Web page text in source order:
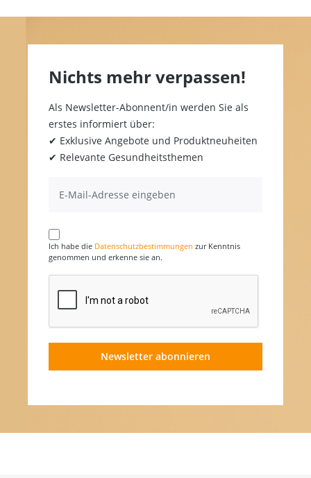
Nichts mehr verpassen!
Als Newsletter-Abonnent/in werden Sie als
erstes informiert über:
✔ Exklusive Angebote und Produktneuheiten
✔ Relevante Gesundheitsthemen
Ich habe die Datenschutzbestimmungen zur Kenntnis
genommen und erkenne sie an.
Newsletter abonnieren